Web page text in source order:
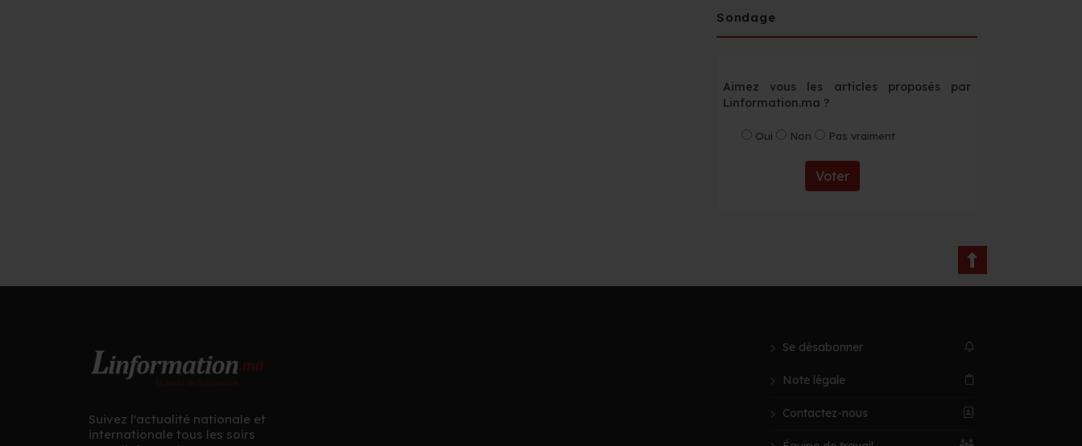
Sondage
Aimez vous les articles proposés par
Linformation.ma ?
Oui Non Pas vraiment
Voter
Suivez l'actualité nationale et
internationale tous les soirs
Se désabonner
Note légale
Contactez-nous